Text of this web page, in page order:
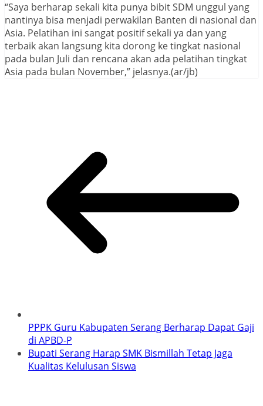
“Saya berharap sekali kita punya bibit SDM unggul yang
nantinya bisa menjadi perwakilan Banten di nasional dan
Asia. Pelatihan ini sangat positif sekali ya dan yang
terbaik akan langsung kita dorong ke tingkat nasional
pada bulan Juli dan rencana akan ada pelatihan tingkat
Asia pada bulan November,” jelasnya.(ar/jb)
PPPK Guru Kabupaten Serang Berharap Dapat Gaji
di APBD-P
Bupati Serang Harap SMK Bismillah Tetap Jaga
Kualitas Kelulusan Siswa